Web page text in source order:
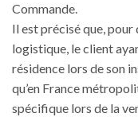
Commande.
Il est précisé que,
logistique, le client
résidence lors de son
qu’en France
spécifique lors de la